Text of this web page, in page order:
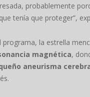
probablemente
tenía que proteger”,
programa, la estrella
magnética,
aneurisma